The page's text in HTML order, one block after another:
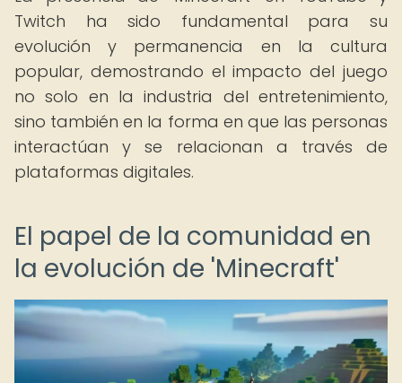
Twitch ha sido fundamental para su
evolución y permanencia en la cultura
popular, demostrando el impacto del juego
no solo en la industria del entretenimiento,
sino también en la forma en que las personas
interactúan y se relacionan a través de
plataformas digitales.
El papel de la comunidad en
la evolución de 'Minecraft'